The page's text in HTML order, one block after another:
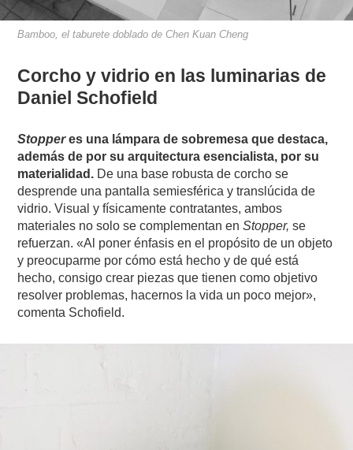
Bamboo, el taburete doblado de Chen Kuan Cheng
Corcho y vidrio en las luminarias de
Daniel Schofield
Stopperes una lámpara de sobremesa que destaca,
además de por su arquitectura esencialista, por su
materialidad. De una base robusta de corcho se
desprende una pantalla semiesférica y translúcida de
vidrio. Visual y físicamente contratantes, ambos
materiales no solo se complementan enStopper, se
refuerzan. «Al poner énfasis en el propósito de un objeto
y preocuparme por cómo está hecho y de qué está
hecho, consigo crear piezas que tienen como objetivo
resolver problemas, hacernos la vida un poco mejor»,
comenta Schofield.